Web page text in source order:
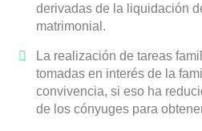
derivadas de la liquidación
matrimonial.
La realización de tareas
tomadas en interés de la
convivencia, si eso ha
de los cónyuges para